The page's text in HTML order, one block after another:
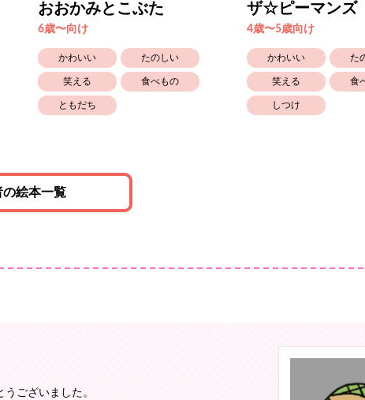
おおかみとこぶた
6歳〜向け
かわいい たのしい
笑える 食べもの
ともだち
ザ☆ピーマンズ
4歳〜5歳向け
かわいい た
笑える 食
しつけ
の絵本一覧
ございました。